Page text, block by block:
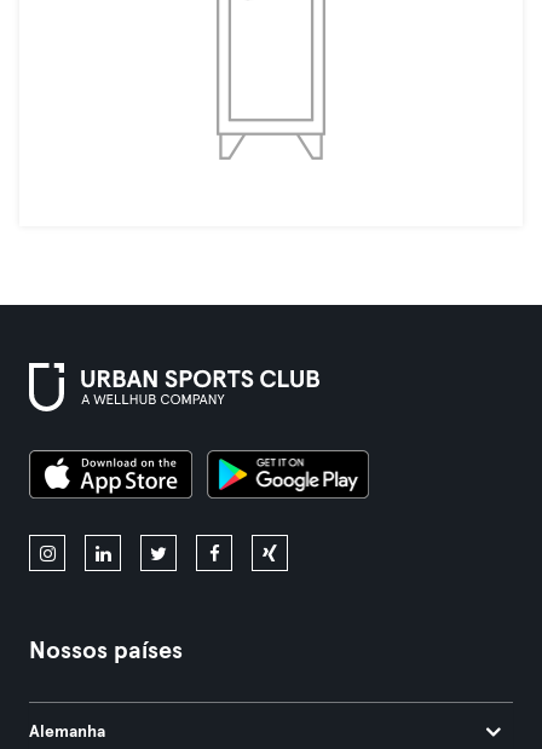
Nossos países
Alemanha